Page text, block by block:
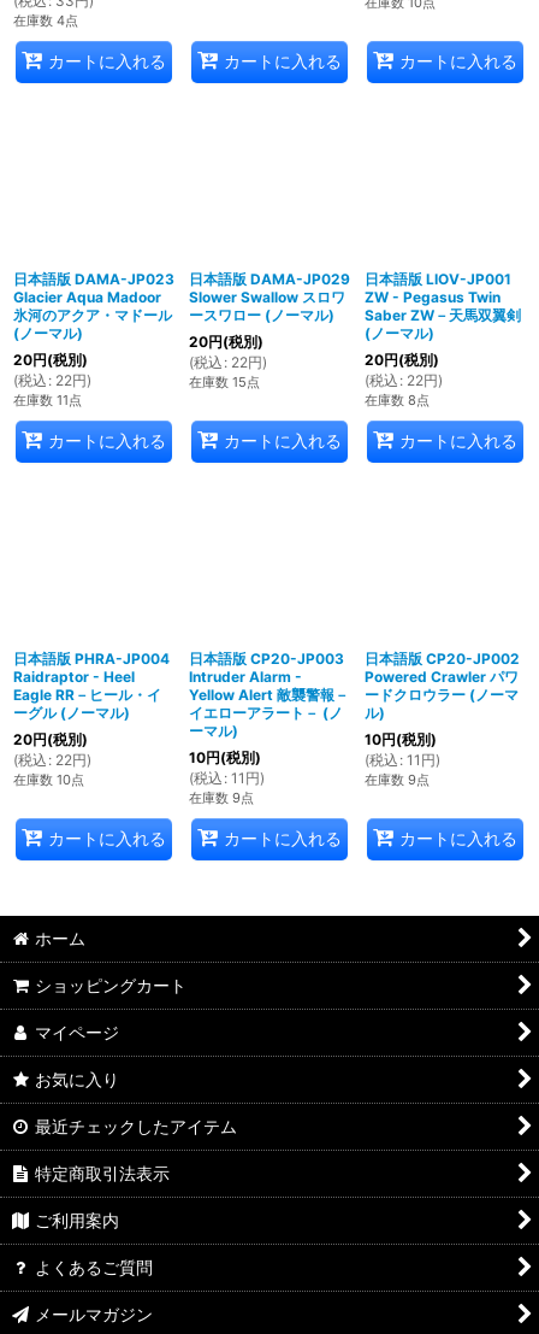
在庫数 4点
カートに入れる カートに入れる カートに入れる
日本語版 DAMA-JP023
Glacier Aqua Madoor
氷河のアクア・マドール
(ノーマル)
20円(税別)
(税込 : 22円)
在庫数 11点
カートに入れる
日本語版 DAMA-JP029
Slower Swallow スロワ
ースワロー (ノーマル)
20円(税別)
(税込 : 22円)
在庫数 15点
カートに入れる
日本語版 LIOV-JP001
ZW - Pegasus Twin
Saber ZW－天馬双翼剣
(ノーマル)
20円(税別)
(税込 : 22円)
在庫数 8点
カートに入れる
日本語版 PHRA-JP004
Raidraptor - Heel
Eagle RR－ヒール・イ
ーグル (ノーマル)
20円(税別)
(税込 : 22円)
在庫数 10点
カートに入れる
日本語版 CP20-JP003
Intruder Alarm -
Yellow Alert 敵襲警報－
イエローアラート－ (ノ
ーマル)
10円(税別)
(税込 : 11 円)
在庫数 9点
カートに入れる
日本語版 CP20-JP002
Powered Crawler パワ
ードクロウラー (ノーマ
ル)
10円(税別)
(税込 : 11 円)
在庫数 9点
カートに入れる
ホーム
ショッピングカート
マイページ
お気に入り
最近チェックしたアイテム
特定商取引法表示
ご利用案内
よくあるご質問
メールマガジン